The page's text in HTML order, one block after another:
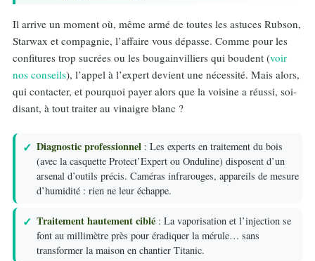
Il arrive un moment où, même armé de toutes les astuces Rubson,
Starwax et compagnie, l’affaire vous dépasse. Comme pour les
confitures trop sucrées ou les bougainvilliers qui boudent (voir
nos conseils), l’appel à l’expert devient une nécessité. Mais alors,
qui contacter, et pourquoi payer alors que la voisine a réussi, soi-
disant, à tout traiter au vinaigre blanc ?
Diagnostic professionnel : Les experts en traitement du bois
(avec la casquette Protect’Expert ou Onduline) disposent d’un
arsenal d’outils précis. Caméras infrarouges, appareils de mesure
d’humidité : rien ne leur échappe.
Traitement hautement ciblé : La vaporisation et l’injection se
font au millimètre près pour éradiquer la mérule… sans
transformer la maison en chantier Titanic.